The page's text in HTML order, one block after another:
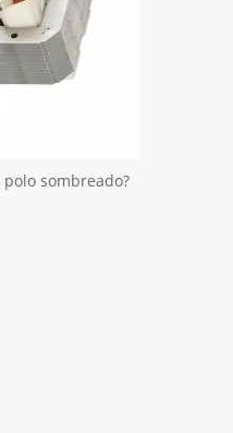
sombreado?